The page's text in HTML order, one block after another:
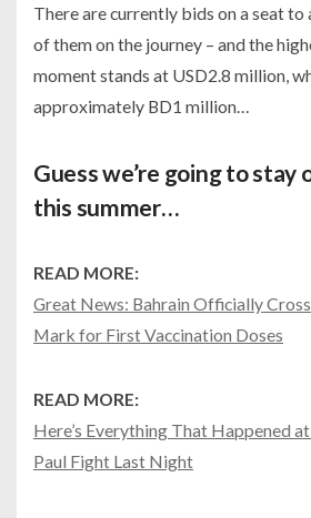
There are currently bids on a seat to
of them on the journey – and the
moment stands at USD2.8 million,
approximately BD1 million…
Guess we’re going to stay
this summer…
READ MORE:
Great News: Bahrain Officially
Mark for First Vaccination Doses
READ MORE:
Here’s Everything That Happened
Paul Fight Last Night